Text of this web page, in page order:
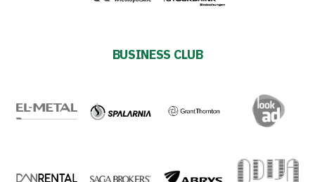
BUSINESS CLUB